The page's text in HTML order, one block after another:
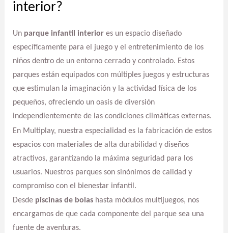
interior?
Un parque infantil interiores un espacio diseñado
específicamente para el juego y el entretenimiento de los
niños dentro de un entorno cerrado y controlado. Estos
parques están equipados con múltiples juegos y estructuras
que estimulan la imaginación y la actividad física de los
pequeños, ofreciendo un oasis de diversión
independientemente de las condiciones climáticas externas.
En Multiplay, nuestra especialidad es la fabricación de estos
espacios con materiales de alta durabilidad y diseños
atractivos, garantizando la máxima seguridad para los
usuarios. Nuestros parques son sinónimos de calidad y
compromiso con el bienestar infantil.
Desde piscinas de bolashasta módulos multijuegos, nos
encargamos de que cada componente del parque sea una
fuente de aventuras.